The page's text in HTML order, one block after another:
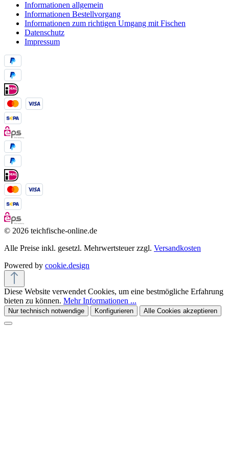
Informationen allgemein
Informationen Bestellvorgang
Informationen zum richtigen Umgang mit Fischen
Datenschutz
Impressum
© 2026 teichfische-online.de
Alle Preise inkl. gesetzl. Mehrwertsteuer zzgl. Versandkosten
Powered by cookie.design
Diese Website verwendet Cookies, um eine bestmögliche Erfahrung
bieten zu können. Mehr Informationen ...
Nur technisch notwendige Konfigurieren Alle Cookies akzeptieren